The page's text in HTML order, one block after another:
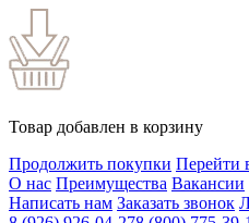
Товар добавлен в корзину
Продолжить покупки Перейти
О нас Преимущества Вакансии
Написать нам Заказать звонок